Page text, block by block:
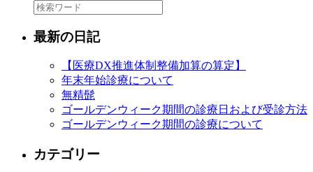
最新の日記
【医療DX推進体制整備加算の算定】
年末年始診療について
無精髭
ゴールデンウィーク期間の診療日および受診方法
ゴールデンウィーク期間の診療について
カテゴリー